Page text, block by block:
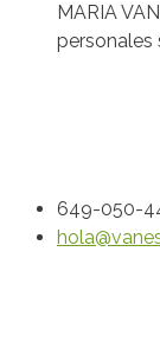
MARIA
personales
649-050-